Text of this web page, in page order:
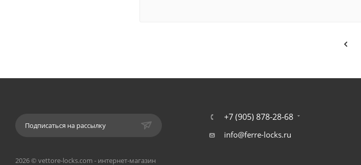
Подписаться на рассылку
2026 © vettore-locks.com - интернет-магазин
+7 (905) 878-28-68
info@ferre-locks.ru